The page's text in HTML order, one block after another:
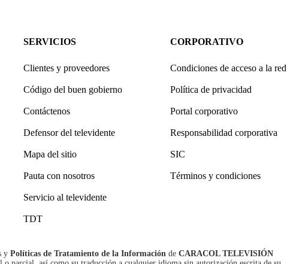
SERVICIOS
Clientes y proveedores
Código del buen gobierno
Contáctenos
Defensor del televidente
Mapa del sitio
Pauta con nosotros
Servicio al televidente
TDT
CORPORATIVO
Condiciones de acceso a la red
Política de privacidad
Portal corporativo
Responsabilidad corporativa
SIC
Términos y condiciones
y Políticas de Tratamiento de la Información de CARACOL TELEVISIÓN